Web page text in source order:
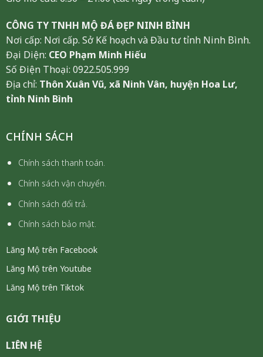
CÔNG TY TNHH MỘ ĐÁ ĐẸP NINH BÌNH
Nơi cấp: Nơi cấp. Sở Kế hoạch và Đầu tư tỉnh Ninh Bình.
Đại Diện: CEO Phạm Minh Hiếu
Số Điện Thoại: 0922.505.999
Địa chỉ: Thôn Xuân Vũ, xã Ninh Vân, huyện Hoa Lư,
tỉnh Ninh Bình
CHÍNH SÁCH
Chính sách thanh toán.
Chính sách vận chuyển.
Chính sách đổi trả.
Chính sách bảo mật.
Lăng Mộ trên Facebook
Lăng Mộ trên Youtube
Lăng Mộ trên Tiktok
GIỚI THIỆU
LIÊN HỆ